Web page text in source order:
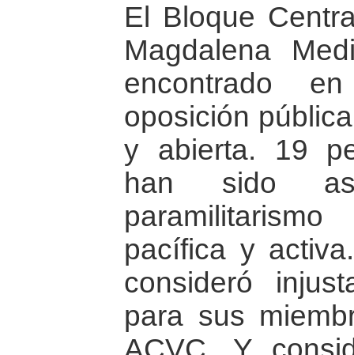
El Bloque
Magdalena
encontrado
oposición
y abierta. 19
han sido
pacífica y
consideró
para sus